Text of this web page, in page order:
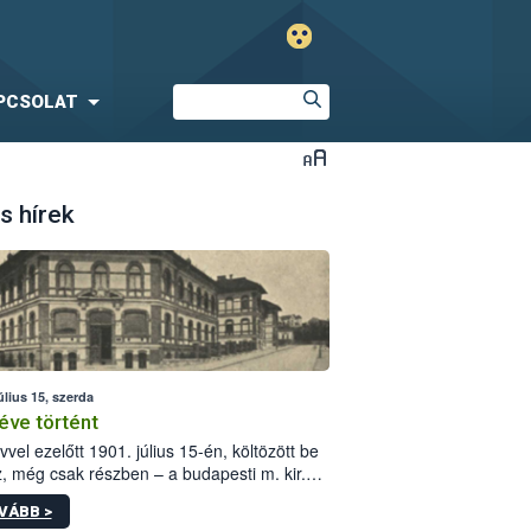
hírek
15, szerda
történt
ezelőtt 1901. július 15-én, költözött be
még csak részben – a budapesti m. kir.
állomás a Kis Rókus utca
alatti, Czigler Győző által tervezett új
>